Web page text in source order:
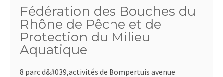
Fédération des Bouches du
Rhône de Pêche et de
Protection du Milieu
Aquatique
8 parc d&#039,activités de Bompertuis avenue